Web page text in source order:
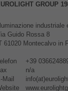
GROUP
Illuminazione industriale
Guido Rossa 8
61020 Montecalvo in
+39
n/a
Mail